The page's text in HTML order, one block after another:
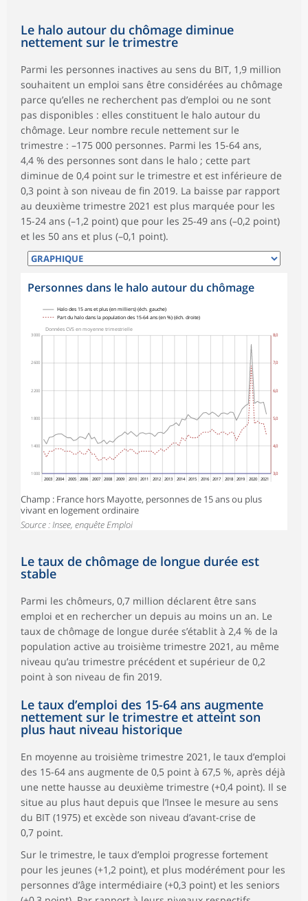
Le halo autour du chômage diminue
nettement sur le trimestre
Parmi les personnes inactives au sens du BIT, 1,9 million
souhaitent un emploi sans être considérées au chômage
parce qu’elles ne recherchent pas d’emploi ou ne sont
pas disponibles : elles constituent le halo autour du
chômage. Leur nombre recule nettement sur le
trimestre : –175 000 personnes. Parmi les 15-64 ans,
4,4 % des personnes sont dans le halo ; cette part
diminue de 0,4 point sur le trimestre et est inférieure de
0,3 point à son niveau de fin 2019. La baisse par rapport
au deuxième trimestre 2021 est plus marquée pour les
15-24 ans (–1,2 point) que pour les 25-49 ans (–0,2 point)
et les 50 ans et plus (–0,1 point).
Personnes dans le halo autour du chômage
1 000
1 400
1 800
2 200
2 600
3 000
3,0
4,0
5,0
6,0
7,0
8,0
Données CVS en moyenne trimestrielle
2003 2004 2005 2006 2007 2008 2009 2010 2011 2012 2013 2014 2015 2016 2017 2018 2019 2020 2021
Halo des 15 ans et plus (en milliers) (éch. gauche)
Part du halo dans la population des 15-64 ans (en %) (éch. droite)
Champ : France hors Mayotte, personnes de 15 ans ou plus
vivant en logement ordinaire
Source : Insee, enquête Emploi
Le taux de chômage de longue durée est
stable
Parmi les chômeurs, 0,7 million déclarent être sans
emploi et en rechercher un depuis au moins un an. Le
taux de chômage de longue durée s’établit à 2,4 % de la
population active au troisième trimestre 2021, au même
niveau qu’au trimestre précédent et supérieur de 0,2
point à son niveau de fin 2019.
Le taux d’emploi des 15-64 ans augmente
nettement sur le trimestre et atteint son
plus haut niveau historique
En moyenne au troisième trimestre 2021, le taux d’emploi
des 15-64 ans augmente de 0,5 point à 67,5 %, après déjà
une nette hausse au deuxième trimestre (+0,4 point). Il se
situe au plus haut depuis que l’Insee le mesure au sens
du BIT (1975) et excède son niveau d’avant-crise de
0,7 point.
Sur le trimestre, le taux d’emploi progresse fortement
pour les jeunes (+1,2 point), et plus modérément pour les
personnes d’âge intermédiaire (+0,3 point) et les seniors